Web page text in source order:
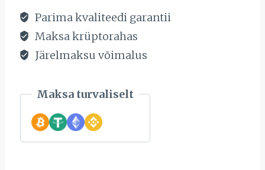
KAAL
74,5G.
kogus
Parima kvaliteedi garantii
Maksa krüptorahas
Järelmaksu võimalus
Maksa turvaliselt